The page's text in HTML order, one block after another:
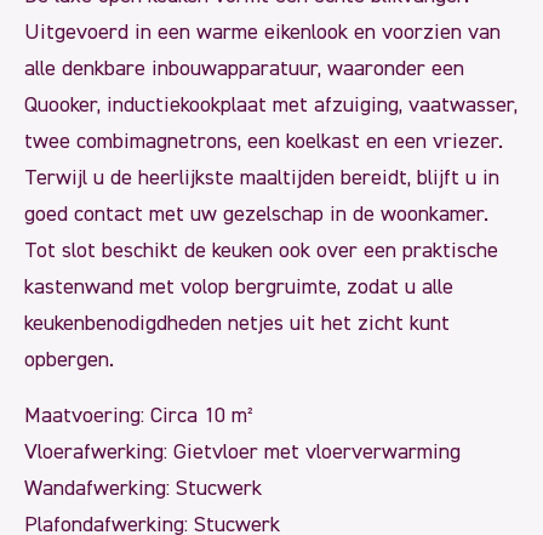
Uitgevoerd in een warme eikenlook en voorzien van
alle denkbare inbouwapparatuur, waaronder een
Quooker, inductiekookplaat met afzuiging, vaatwasser,
twee combimagnetrons, een koelkast en een vriezer.
Terwijl u de heerlijkste maaltijden bereidt, blijft u in
goed contact met uw gezelschap in de woonkamer.
Tot slot beschikt de keuken ook over een praktische
kastenwand met volop bergruimte, zodat u alle
keukenbenodigdheden netjes uit het zicht kunt
opbergen.
Maatvoering: Circa 10 m²
Vloerafwerking: Gietvloer met vloerverwarming
Wandafwerking: Stucwerk
Plafondafwerking: Stucwerk